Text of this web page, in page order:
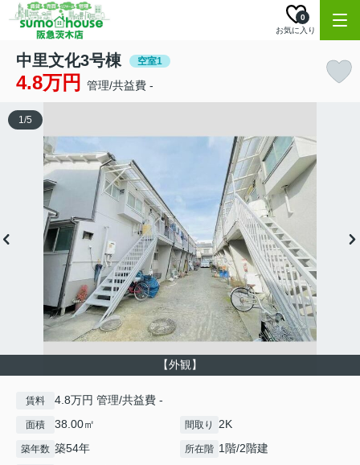
お気に入り
0
中里文化3号棟 空室1
4.8万円 管理/共益費 -
【外観】
1/5
賃料 4.8万円 管理/共益費 -
面積 38.00㎡ 間取り 2K
築年数 築54年 所在階 1階/2階建